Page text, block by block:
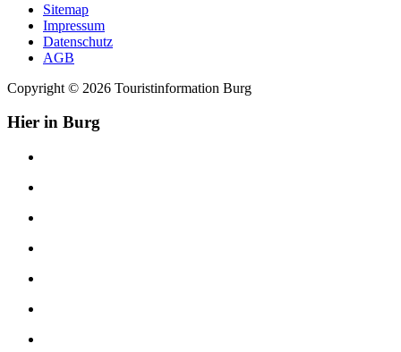
Sitemap
Impressum
Datenschutz
AGB
Copyright © 2026 Touristinformation Burg
Hier in Burg